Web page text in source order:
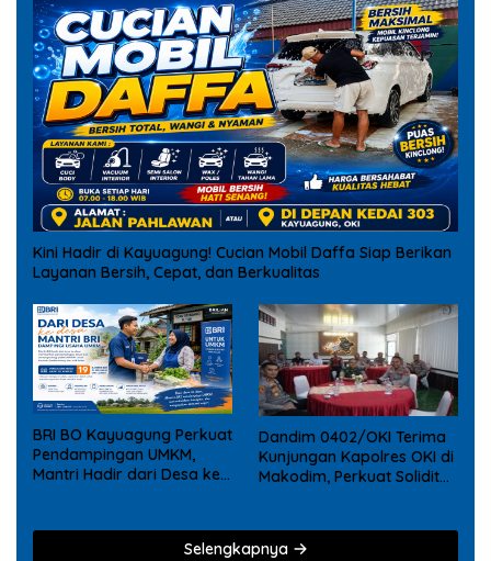
Kini Hadir di Kayuagung! Cucian Mobil Daffa Siap Berikan
Layanan Bersih, Cepat, dan Berkualitas
BRI BO Kayuagung Perkuat
Pendampingan UMKM,
Mantri Hadir dari Desa ke
Dandim 0402/OKI Terima
Kunjungan Kapolres OKI di
Makodim, Perkuat Soliditas
Selengkapnya